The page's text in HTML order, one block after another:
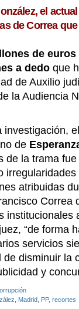
el
de Correa
de euros
a dedo que
de Auxilio
la Audiencia
investigación,
de
de la trama
atribuidas
Correa
institucionales
“de forma
servicios
disminuir la
y
Madrid PP, recortes